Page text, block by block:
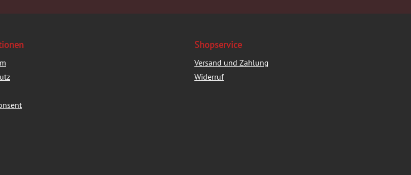
Shopservice
Versand und Zahlung
Widerruf